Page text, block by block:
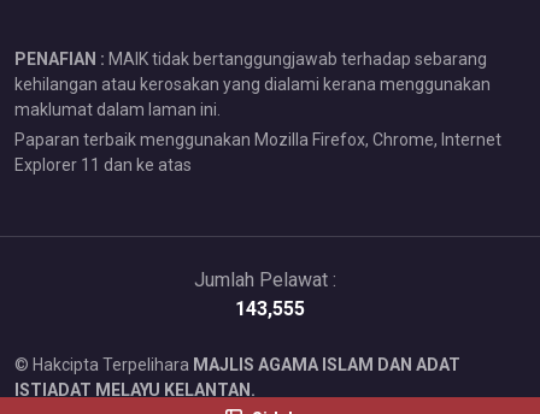
PENAFIAN : MAIK tidak bertanggungjawab terhadap sebarang
kehilangan atau kerosakan yang dialami kerana menggunakan
maklumat dalam laman ini.
Paparan terbaik menggunakan Mozilla Firefox, Chrome, Internet
Explorer 11 dan ke atas
© Hakcipta Terpelihara MAJLIS AGAMA ISLAM DAN ADAT
ISTIADAT MELAYU KELANTAN.
Jumlah Pelawat :
143,555